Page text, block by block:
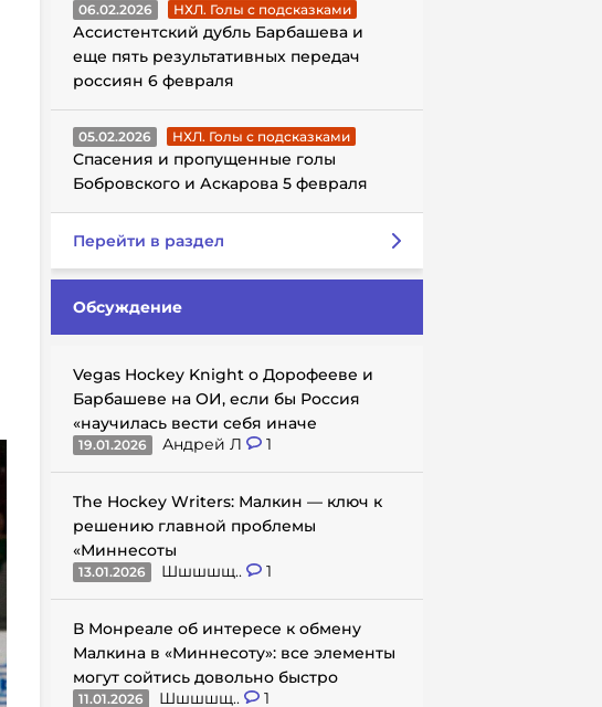
06.02.2026 НХЛ. Голы с подсказками
Ассистентский дубль Барбашева и
еще пять результативных передач
россиян 6 февраля
05.02.2026 НХЛ. Голы с подсказками
Спасения и пропущенные голы
Бобровского и Аскарова 5 февраля
Перейти в раздел
Обсуждение
Vegas Hockey Knight о Дорофееве и
Барбашеве на ОИ, если бы Россия
«научилась вести себя иначе
19.01.2026 Андрей Л 1
The Hockey Writers: Малкин — ключ к
решению главной проблемы
«Миннесоты
13.01.2026 Шшшшщ.. 1
В Монреале об интересе к обмену
Малкина в «Миннесоту»: все элементы
могут сойтись довольно быстро
11.01.2026 Шшшшщ.. 1